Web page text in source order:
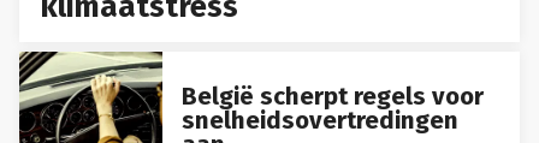
België scherpt regels voor
snelheidsovertredingen